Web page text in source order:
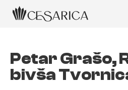
Petar Grašo,
bivša